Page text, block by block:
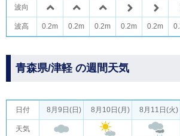
波向
波高 0.2m 0.2m 0.2m 0.2m 0.2m
青森県/津軽 の週間天気
日付
天気
8月9日(日) 8月10日(月) 8月11日(火)